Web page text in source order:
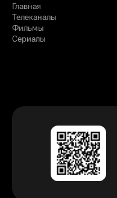
Главная
Телеканалы
Фильмы
Сериалы